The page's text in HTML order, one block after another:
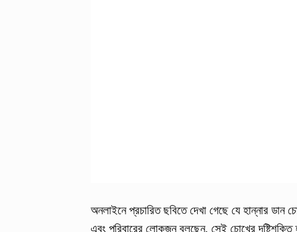
অনলাইনে প্রচারিত ছবিতে দেখা গেছে যে হান্নার
এবং পরিবারের লোকজন বলছেন, সেই চোখের দৃষ্টিশক্তি